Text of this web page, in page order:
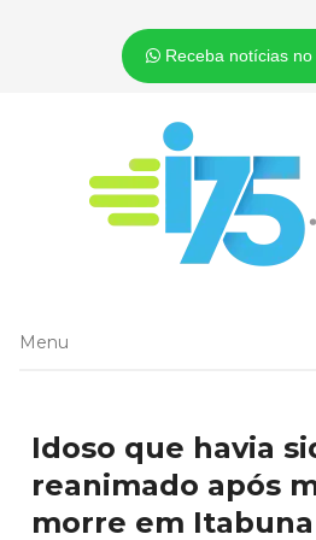
Receba notícias no
Menu
Menu
Idoso que havia
reanimado após
morre em Itabuna